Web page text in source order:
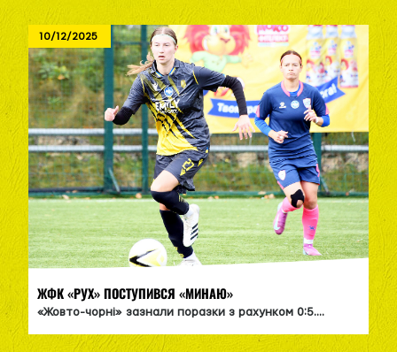
10/12/2025
ЖФК «РУХ» ПОСТУПИВСЯ «МИНАЮ»
«Жовто-чорні» зазнали поразки з рахунком 0:5....